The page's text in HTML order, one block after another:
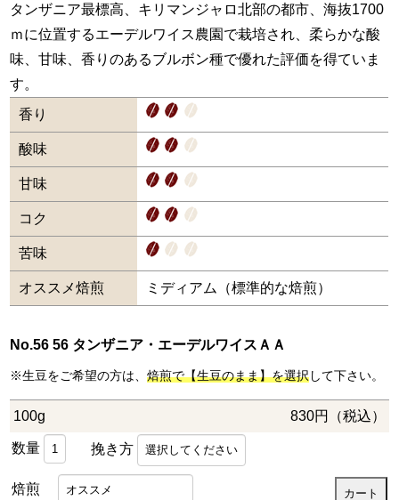
香り
酸味
甘味
コク
苦味
オススメ焙煎 ミディアム（標準的な焙煎）
タンザニア最標高、キリマンジャロ北部の都市、海抜1700
ｍに位置するエーデルワイス農園で栽培され、柔らかな酸
味、甘味、香りのあるブルボン種で優れた評価を得ていま
す。
No.56 56 タンザニア・エーデルワイスＡＡ
※生豆をご希望の方は、焙煎で【生豆のまま】を選択して下さい。
100g 830円（税込）
数量 挽き方
焙煎